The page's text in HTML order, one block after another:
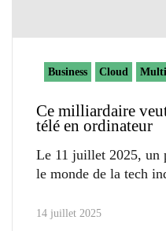
Business Cloud
Ce milliardaire
télé en ordinateur
Le 11 juillet 2025, un
le monde de la tech
14 juillet 2025